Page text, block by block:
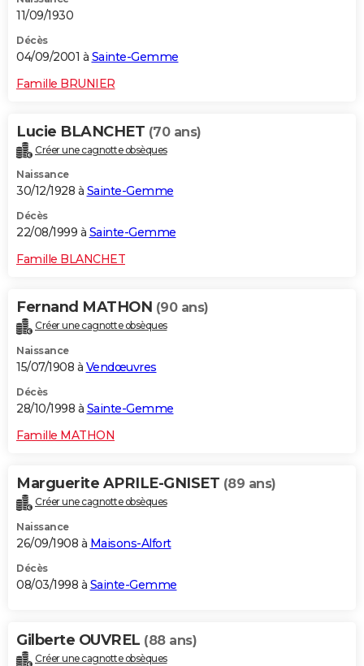
11/09/1930
Décès
04/09/2001 à Sainte-Gemme
Famille BRUNIER
Lucie BLANCHET (70 ans)
Créer une cagnotte obsèques
Naissance
30/12/1928 à Sainte-Gemme
Décès
22/08/1999 à Sainte-Gemme
Famille BLANCHET
Fernand MATHON (90 ans)
Créer une cagnotte obsèques
Naissance
15/07/1908 à Vendœuvres
Décès
28/10/1998 à Sainte-Gemme
Famille MATHON
Marguerite APRILE-GNISET (89 ans)
Créer une cagnotte obsèques
Naissance
26/09/1908 à Maisons-Alfort
Décès
08/03/1998 à Sainte-Gemme
Gilberte OUVREL (88 ans)
Créer une cagnotte obsèques